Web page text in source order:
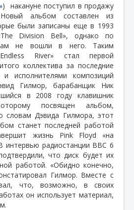
)
накануне поступил в продажу
альбом составлен из
были записаны еще в 1993
Division Bell», однако по
не вошли в него. Таким
River» стал первой
коллектива за последние
исполнителями композиций
Гилмор, барабанщик Ник
в 2008 году клавишник
посвящен альбом,
Дэвида Гилмора, этот
станет последней работой
жизнь Pink Floyd «на
интервью радиостанции BBC 6
что диск будет их
работой. «Обидно конечно,
Гилмор. Вместе с
что, возможно, в своих
он использует материал,